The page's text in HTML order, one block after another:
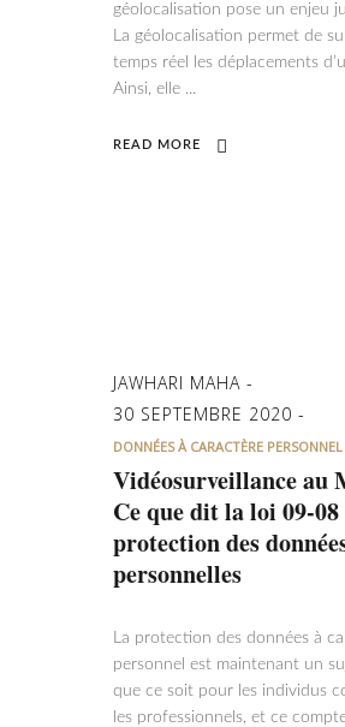
géolocalisation pose un enjeu
La géolocalisation permet de
temps réel les déplacements
Ainsi, elle
READ MORE
JAWHARI MAHA
30 SEPTEMBRE 2020
DONNÉES À CARACTÈRE PERSONNEL
Vidéosurveillance au
Ce que dit la loi 09-
protection des
personnelles
La protection des données à
personnel est maintenant un
que ce soit pour les individus
les professionnels, et ce